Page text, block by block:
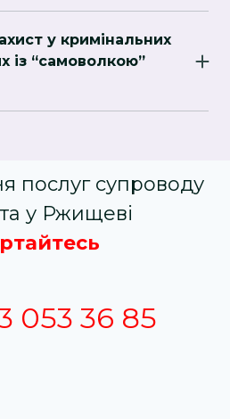
отримання
у кримінальних
із “самоволкою”
послуг супроводу
у Ржищеві
053 36 85